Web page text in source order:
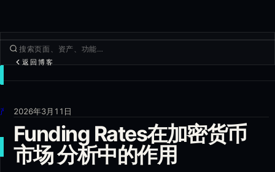
产品
更多
新建交易
返回博客
2026年3月11日
Funding Rates在加密货币
市场 分析中的作用